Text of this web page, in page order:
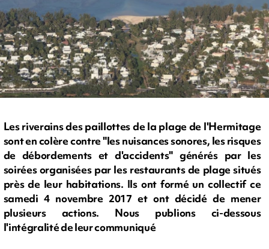
Les riverains des paillottes de la plage de l'Hermitage
sont en colère contre "les nuisances sonores, les risques
de débordements et d'accidents" générés par les
soirées organisées par les restaurants de plage situés
près de leur habitations. Ils ont formé un collectif ce
samedi 4 novembre 2017 et ont décidé de mener
plusieurs actions. Nous publions ci-dessous
l'intégralité de leur communiqué